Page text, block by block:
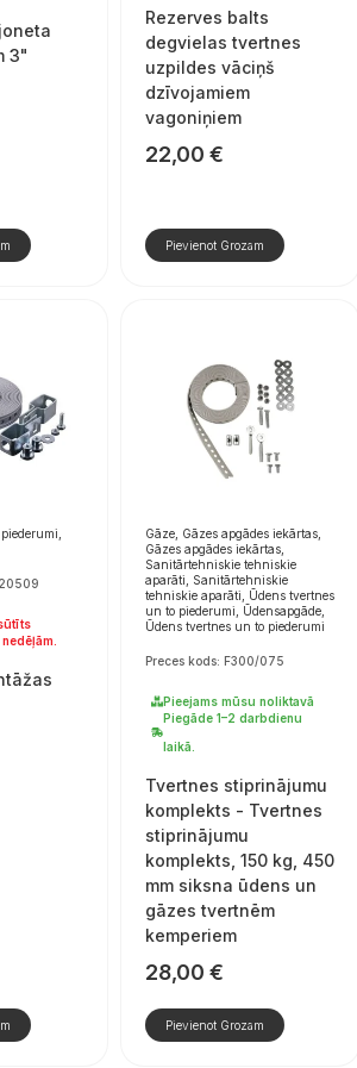
3"
Rezerves balts
degvielas tvertnes
uzpildes vāciņš
dzīvojamiem
vagoniņiem
22,00 €
Pievienot Grozam
Gāze, Gāzes apgādes iekārtas,
Gāzes apgādes iekārtas,
Sanitārtehniskie tehniskie
aparāti, Sanitārtehniskie
tehniskie aparāti, Ūdens tvertnes
un to piederumi, Ūdensapgāde,
Ūdens tvertnes un to piederumi
Preces kods: F300/075
Pieejams mūsu noliktavā
Piegāde 1–2 darbdienu
laikā.
Tvertnes stiprinājumu
komplekts - Tvertnes
stiprinājumu
komplekts, 150 kg, 450
mm siksna ūdens un
gāzes tvertnēm
kemperiem
28,00 €
Pievienot Grozam